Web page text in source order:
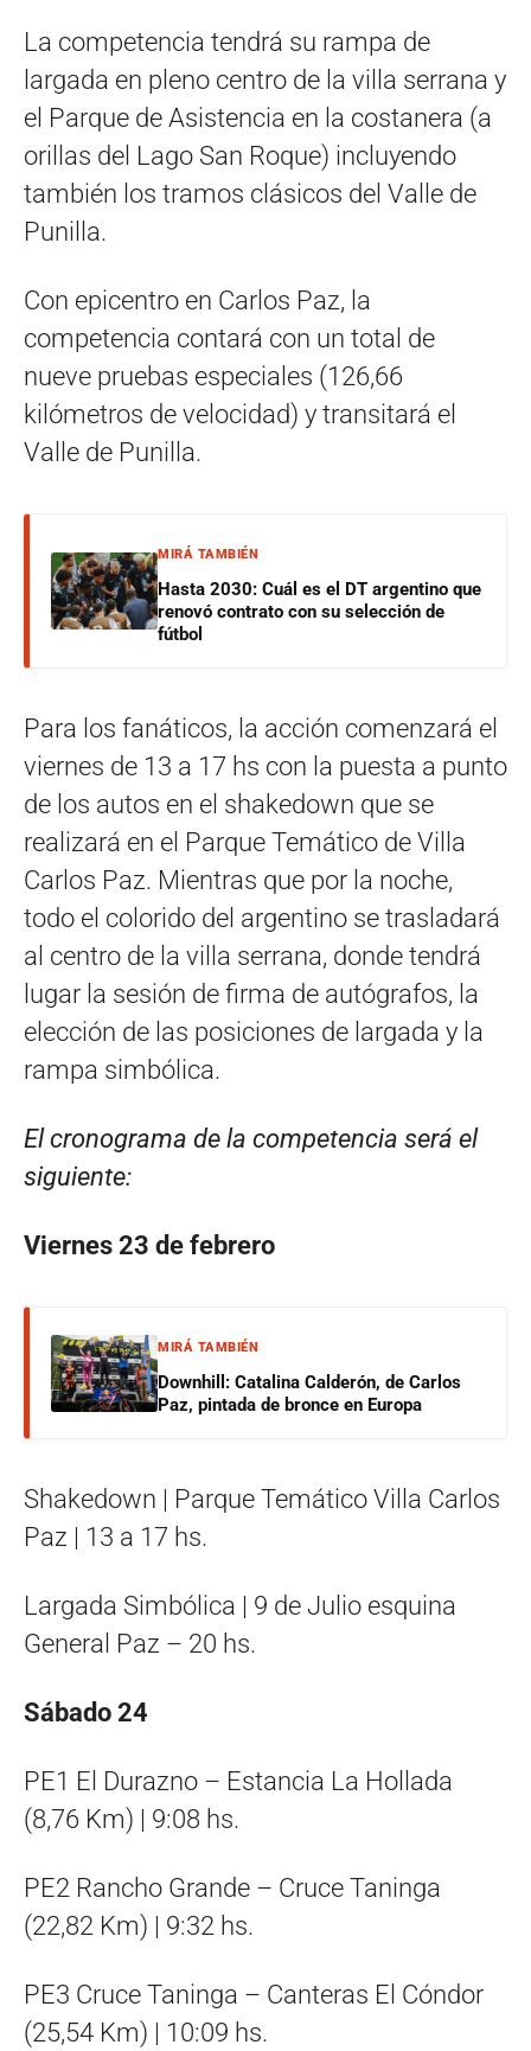
La competencia tendrá su rampa de
largada en pleno centro de la villa serrana y
el Parque de Asistencia en la costanera (a
orillas del Lago San Roque) incluyendo
también los tramos clásicos del Valle de
Punilla.
Con epicentro en Carlos Paz, la
competencia contará con un total de
nueve pruebas especiales (126,66
kilómetros de velocidad) y transitará el
Valle de Punilla.
MIRÁ TAMBIÉN
Hasta 2030: Cuál es el DT argentino que
renovó contrato con su selección de
fútbol
Para los fanáticos, la acción comenzará el
viernes de 13 a 17 hs con la puesta a punto
de los autos en el shakedown que se
realizará en el Parque Temático de Villa
Carlos Paz. Mientras que por la noche,
todo el colorido del argentino se trasladará
al centro de la villa serrana, donde tendrá
lugar la sesión de firma de autógrafos, la
elección de las posiciones de largada y la
rampa simbólica.
El cronograma de la competencia será el
siguiente:
Viernes 23 de febrero
MIRÁ TAMBIÉN
Downhill: Catalina Calderón, de Carlos
Paz, pintada de bronce en Europa
Shakedown | Parque Temático Villa Carlos
Paz | 13 a 17 hs.
Largada Simbólica | 9 de Julio esquina
General Paz – 20 hs.
Sábado 24
PE1 El Durazno – Estancia La Hollada
(8,76 Km) | 9:08 hs.
PE2 Rancho Grande – Cruce Taninga
(22,82 Km) | 9:32 hs.
PE3 Cruce Taninga – Canteras El Cóndor
(25,54 Km) | 10:09 hs.